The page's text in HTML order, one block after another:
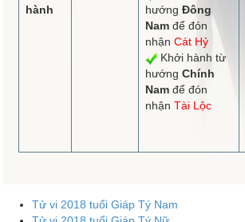
hành
hướng Đông
Namđể đón
nhận Cát Hỷ
Khởi hành từ
hướng Chính
Namđể đón
nhận Tài Lộc
Tử vi 2018 tuổi Giáp Tý Nam